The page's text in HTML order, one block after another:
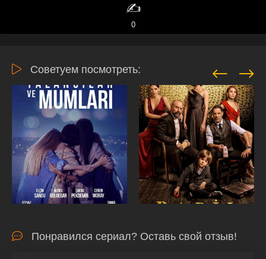
✍️
0
Советуем посмотреть:
Понравился сериал? Оставь свой отзыв!